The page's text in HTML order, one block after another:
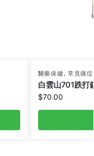
醫藥保健, 常見痛症
白雲山701跌
$70.00